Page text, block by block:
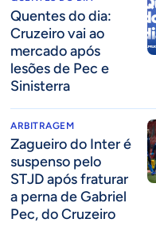
Quentes do dia:
Cruzeiro vai ao
mercado após
lesões de Pec e
Sinisterra
ARBITRAGEM
Zagueiro do Inter é
suspenso pelo
STJD após fraturar
a perna de Gabriel
Pec, do Cruzeiro